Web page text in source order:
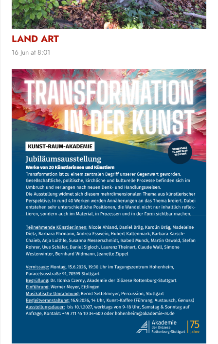
LAND ART
16 Jun at 8:01